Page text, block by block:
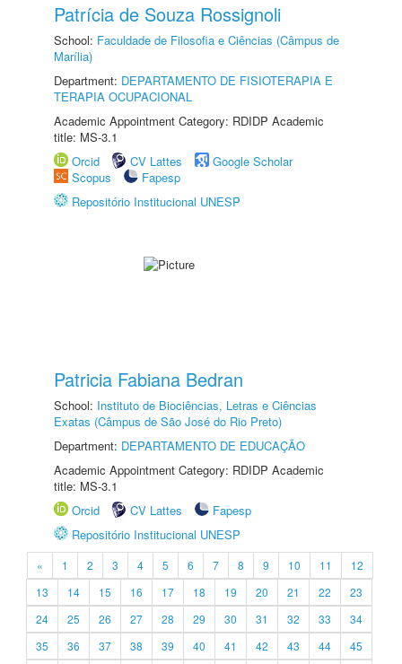
Patrícia de Souza Rossignoli
School: Faculdade de Filosofia e Ciências (Câmpus de
Marília)
Department: DEPARTAMENTO DE FISIOTERAPIA E
TERAPIA OCUPACIONAL
Academic Appointment Category: RDIDP Academic
title: MS-3.1
Orcid
CV Lattes
Google Scholar
Scopus
Fapesp
Repositório Institucional UNESP
Patricia Fabiana Bedran
School: Instituto de Biociências, Letras e Ciências
Exatas (Câmpus de São José do Rio Preto)
Department: DEPARTAMENTO DE EDUCAÇÃO
Academic Appointment Category: RDIDP Academic
title: MS-3.1
Orcid
CV Lattes
Fapesp
Repositório Institucional UNESP
« 1 2 3 4 5 6 7 8 9 10 11
12
13
14 15 16 17 18 19 20 21 22
23
24
25 26 27 28 29 30 31 32 33
34
35
36 37 38 39 40 41 42 43 44
45